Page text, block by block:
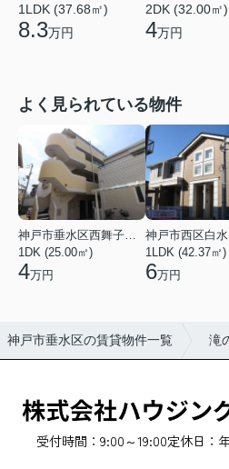
1LDK (37.68㎡)
8.3万円
2DK (32.00㎡)
4万円
よく見られている物件
神戸市垂水区西舞子２丁目
1DK (25.00㎡)
4万円
神戸市西区白水
1LDK (42.37㎡)
6万円
神戸市垂水区の賃貸物件一覧 滝
受付時間：9:00～19:00定休日：